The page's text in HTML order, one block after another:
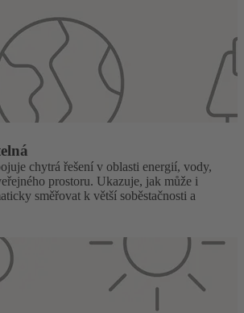
chytrá řešení v oblasti energií, vody,
prostoru. Ukazuje, jak může i
směřovat k větší soběstačnosti a